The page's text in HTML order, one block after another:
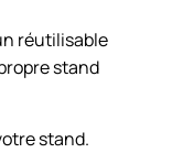
réutilisable
stand
stand.